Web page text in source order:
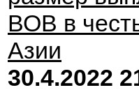
ВОВ в
Азии
30.4.2022